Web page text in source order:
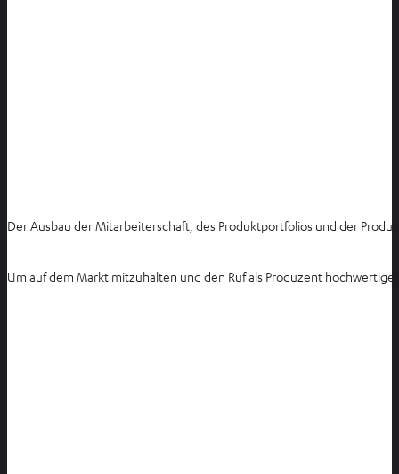
Der Ausbau der Mitarbeiterschaft, des Produktportfolios und der
Um auf dem Markt mitzuhalten und den Ruf als Produzent